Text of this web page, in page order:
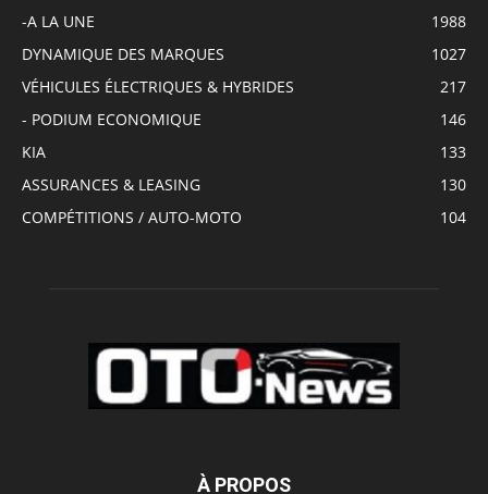
-A LA UNE
1988
DYNAMIQUE DES MARQUES
1027
VÉHICULES ÉLECTRIQUES & HYBRIDES
217
- PODIUM ECONOMIQUE
146
KIA
133
ASSURANCES & LEASING
130
COMPÉTITIONS / AUTO-MOTO
104
À PROPOS